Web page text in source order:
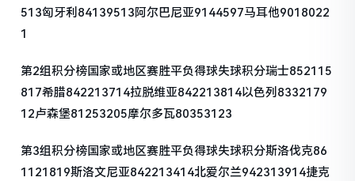
513匈牙利84139513阿尔巴尼亚9144597马耳他9018022
1
第2组积分榜国家或地区赛胜平负得球失球积分瑞士852115
817希腊842213714拉脱维亚842213814以色列8332179
12卢森堡81253205摩尔多瓦80353123
第3组积分榜国家或地区赛胜平负得球失球积分斯洛伐克86
1121819斯洛文尼亚842213414北爱尔兰942313914捷克